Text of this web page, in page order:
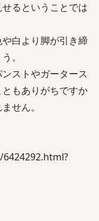
るということでは
白より脚が引き締
。
ストやガータース
もありがちですか
せん。